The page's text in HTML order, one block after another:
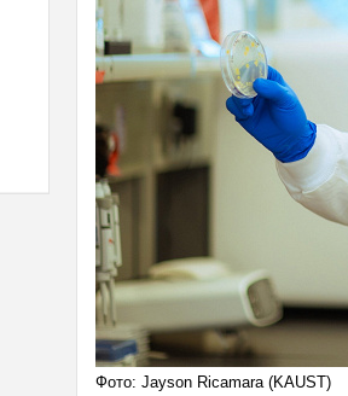
Фото: Jayson Ricamara (KAUST)